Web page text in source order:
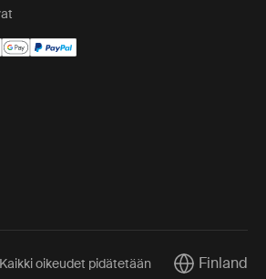
oikeudet pidätetään CurrentFinland